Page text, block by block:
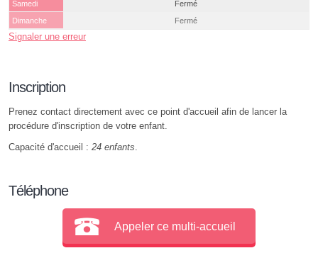
Samedi
Fermé
Dimanche
Fermé
Signaler une erreur
Inscription
Prenez contact directement avec ce point d'accueil afin de lancer la
procédure d'inscription de votre enfant.
Capacité d'accueil : 24 enfants.
Téléphone
Appeler ce multi-accueil